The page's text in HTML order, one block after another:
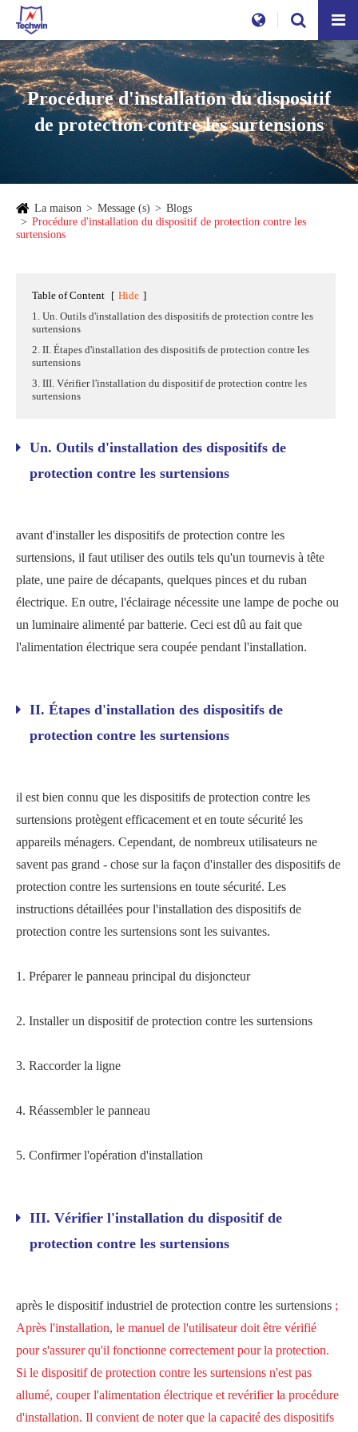
Procédure d'installation du dispositif
de protection contre les surtensions
La maison Message (s)
Blogs
Procédure d'installation du dispositif de protection contre les
surtensions
Table of Content [ Hide ]
1. Un. Outils d'installation des dispositifs de protection contre les
surtensions
2. II. Étapes d'installation des dispositifs de protection contre les
surtensions
3. III. Vérifier l'installation du dispositif de protection contre les
surtensions
Un. Outils d'installation des dispositifs de
protection contre les surtensions
avant d'installer les dispositifs de protection contre les
surtensions, il faut utiliser des outils tels qu'un tournevis à tête
plate, une paire de décapants, quelques pinces et du ruban
électrique. En outre, l'éclairage nécessite une lampe de poche ou
un luminaire alimenté par batterie. Ceci est dû au fait que
l'alimentation électrique sera coupée pendant l'installation.
II. Étapes d'installation des dispositifs de
protection contre les surtensions
il est bien connu que les dispositifs de protection contre les
surtensions protègent efficacement et en toute sécurité les
appareils ménagers. Cependant, de nombreux utilisateurs ne
savent pas grand - chose sur la façon d'installer des dispositifs de
protection contre les surtensions en toute sécurité. Les
instructions détaillées pour l'installation des dispositifs de
protection contre les surtensions sont les suivantes.
1. Préparer le panneau principal du disjoncteur
2. Installer un dispositif de protection contre les surtensions
3. Raccorder la ligne
4. Réassembler le panneau
5. Confirmer l'opération d'installation
III. Vérifier l'installation du dispositif de
protection contre les surtensions
après le dispositif industriel de protection contre les surtensions ;
Après l'installation, le manuel de l'utilisateur doit être vérifié
pour s'assurer qu'il fonctionne correctement pour la protection.
Si le dispositif de protection contre les surtensions n'est pas
allumé, couper l'alimentation électrique et revérifier la procédure
d'installation. Il convient de noter que la capacité des dispositifs